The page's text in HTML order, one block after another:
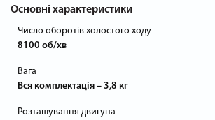
Основні характеристики
Число оборотів холостого ходу
8100 об/хв
Вага
Вся комплектація – 3,8 кг
Розташування двигуна